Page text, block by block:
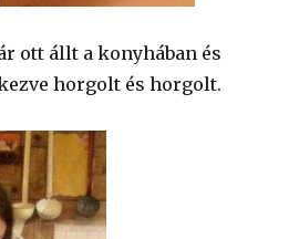
ott állt a konyhában és
horgolt és horgolt.